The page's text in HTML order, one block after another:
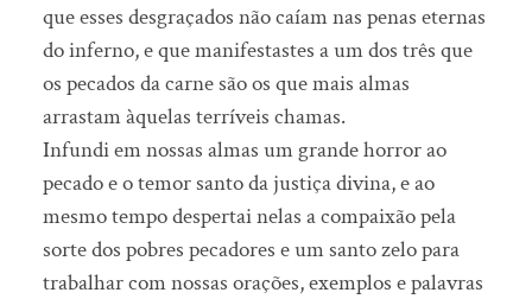
que esses desgraçados não caíam nas penas eternas
do inferno, e que manifestastes a um dos três que
os pecados da carne são os que mais almas
arrastam àquelas terríveis chamas.
Infundi em nossas almas um grande horror ao
pecado e o temor santo da justiça divina, e ao
mesmo tempo despertai nelas a compaixão pela
sorte dos pobres pecadores e um santo zelo para
trabalhar com nossas orações, exemplos e palavras